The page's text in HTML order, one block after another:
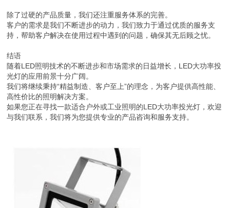
除了过硬的产品质量，我们还注重服务体系的完善。
客户的需求是我们不断进步的动力，我们致力于通过优质的服务支
持，帮助客户解决在使用过程中遇到的问题，确保其无后顾之忧。
结语
随着LED照明技术的不断进步和市场需求的日益增长，LED大功率投
光灯的应用前景十分广阔。
我们将继续秉持“精益制造、客户至上”的理念，为客户提供高性能、
高性价比的照明解决方案。
如果您正在寻找一款适合户外或工业照明的LED大功率投光灯，欢迎
与我们联系，我们将为您提供专业的产品咨询和服务支持。